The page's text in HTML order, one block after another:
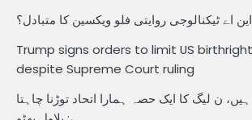
اے ٹیکنالوجی روایتی فلو ویکسین کا متبادل؟
Trump signs orders to limit US
despite Supreme Court ruling
ن لیگ کا ایک حصہ ہمارا اتحاد توڑنا چاہتا